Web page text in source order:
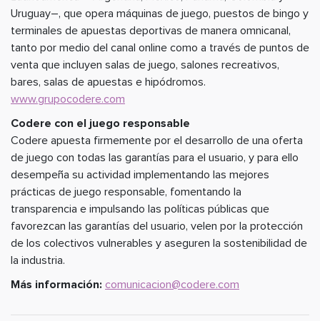
Uruguay–, que opera máquinas de juego, puestos de bingo y
terminales de apuestas deportivas de manera omnicanal,
tanto por medio del canal online como a través de puntos de
venta que incluyen salas de juego, salones recreativos,
bares, salas de apuestas e hipódromos.
www.grupocodere.com
Codere con el juego responsable
Codere apuesta firmemente por el desarrollo de una oferta
de juego con todas las garantías para el usuario, y para ello
desempeña su actividad implementando las mejores
prácticas de juego responsable, fomentando la
transparencia e impulsando las políticas públicas que
favorezcan las garantías del usuario, velen por la protección
de los colectivos vulnerables y aseguren la sostenibilidad de
la industria.
Más información: comunicacion@codere.com